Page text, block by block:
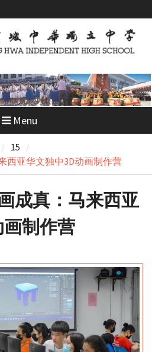
Menu
15
西亚华文独中3D动画制作营
成真：马来西亚
制作营